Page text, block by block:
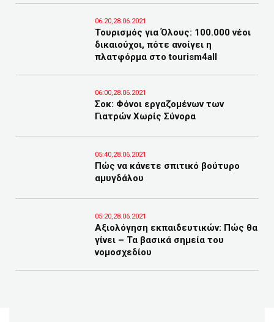
06:20,28.06.2021
Τουρισμός για Όλους: 100.000 νέοι
δικαιούχοι, πότε ανοίγει η
πλατφόρμα στο tourism4all
06:00,28.06.2021
Σοκ: Φόνοι εργαζομένων των
Γιατρών Χωρίς Σύνορα
05:40,28.06.2021
Πώς να κάνετε σπιτικό βούτυρο
αμυγδάλου
05:20,28.06.2021
Αξιολόγηση εκπαιδευτικών: Πώς θα
γίνει – Τα βασικά σημεία του
νομοσχεδίου